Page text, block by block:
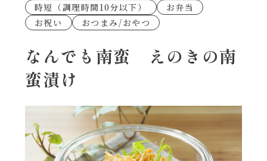
穀物類のレシピ
果実のレシピ
考えるな、二代目で炒めろ！～○○の炒め物
朝シャン（ごはん派）
朝シャン（パン派）
ヘルシー（150kcal以下）
あえるハコネーゼ高菜
あえるハコネーゼミートソース
あえるハコネーゼナポリタン
時短（調理時間10分以下）
お弁当
お祝い
おつまみ/おやつ
なんでも南蛮 えのきの南
蛮漬け